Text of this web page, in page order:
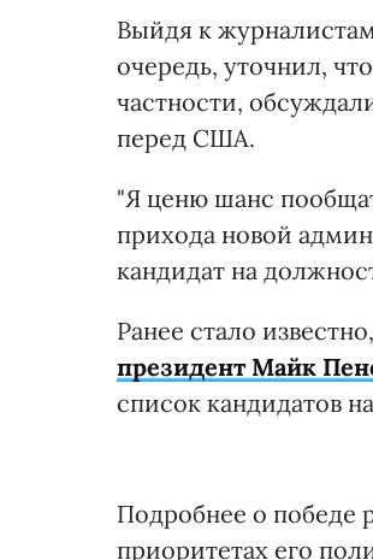
Выйдя к
очередь, уточнил,
частности,
перед США.
"Я ценю шанс
прихода новой
кандидат на
Ранее стало
президент Майк
список кандидатов
Подробнее о победе
приоритетах его